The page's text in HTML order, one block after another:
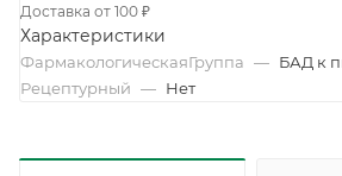
Доставка от 100 ₽
Характеристики
ФармакологическаяГруппа — БАД к
Рецептурный — Нет